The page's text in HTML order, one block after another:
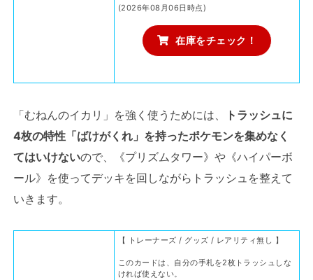
(2026年08月06日時点)
在庫をチェック！
「むねんのイカリ」を強く使うためには、
トラッシュに
4枚の特性「ばけがくれ」を持ったポケモンを集めなく
てはいけないので、《プリズムタワー》や《ハイパーボ
ール》を使ってデッキを回しながらトラッシュを整えて
いきます。
【 トレーナーズ / グッズ / レアリティ無し 】
このカードは、自分の手札を2枚トラッシュしな
ければ使えない。